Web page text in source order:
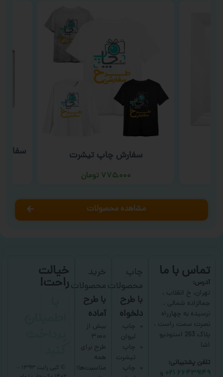
سفارش چاپ تیشرت
۷۷۵,۰۰۰ تومان
سفارش
مشاهده محصولات
تماس با ما
آدرس:
تهران، خ انقلاب ،
جمالزاده شمالی ،
نرسیده به چهارراه
نصرت سمت راست ،
پلاک 263 استودیو
اشا
تلفن پشتیبانی:
۶۶۴۳۹۱۴۹ ۰۲۱
و
چاپ
محصولات
با طرح
دلخواه
چاپ
لیوان
چاپ
تیشرت
چاپ
خرید
محصولات
با طرح
آماده
بیش از
۳۰۰۰
طرح برای
همه
مناسبت‌ها؛
خیالت
راحت!